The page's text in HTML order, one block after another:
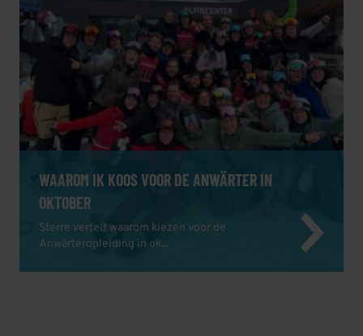
WAAROM IK KOOS VOOR DE ANWÄRTER IN
OKTOBER
Sterre vertelt waarom kiezen voor de
Anwärteropleiding in ok...